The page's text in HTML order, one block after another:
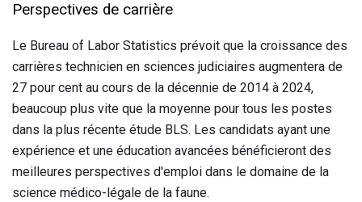
Perspectives de carrière
Le Bureau of Labor Statistics prévoit que la croissance des
carrières technicien en sciences judiciaires augmentera de
27 pour cent au cours de la décennie de 2014 à 2024,
beaucoup plus vite que la moyenne pour tous les postes
dans la plus récente étude BLS. Les candidats ayant une
expérience et une éducation avancées bénéficieront des
meilleures perspectives d'emploi dans le domaine de la
science médico-légale de la faune.